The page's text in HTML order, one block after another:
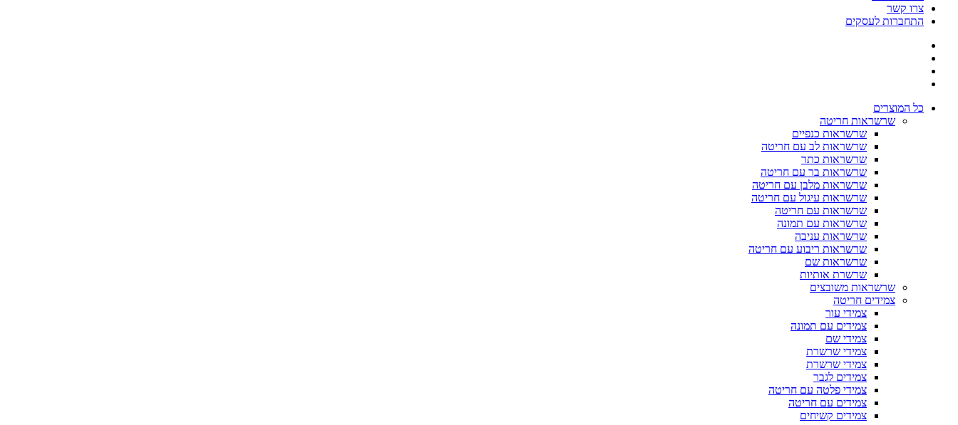
צרו קשר
התחברות לעסקים
כל המוצרים
שרשראות חריטה
שרשראות כנפיים
שרשראות לב עם חריטה
שרשראות כתר
שרשראות בר עם חריטה
שרשראות מלבן עם חריטה
שרשראות עיגול עם חריטה
שרשראות עם חריטה
שרשראות עם תמונה
שרשראות עניבה
שרשראות ריבוע עם חריטה
שרשראות שם
שרשרת אותיות
שרשראות משובצים
צמידים חריטה
צמידי עור
צמידים עם תמונה
צמידי שם
צמידי שרשרת
צמידי שרשרת
צמידים לגבר
צמידי פלטה עם חריטה
צמידים עם חריטה
צמידים קשיחים